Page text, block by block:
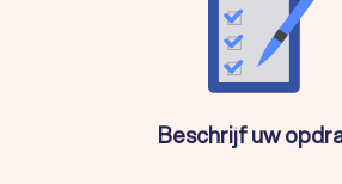
Beschrijf uw